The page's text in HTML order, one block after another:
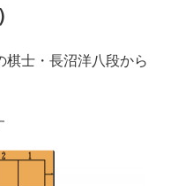
棋士・長沼洋八段から